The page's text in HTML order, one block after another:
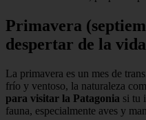
Primavera
despertar de la
La primavera es un mes de
frío y ventoso, la naturaleza
para visitar la Patagonia si tu
fauna, especialmente aves y